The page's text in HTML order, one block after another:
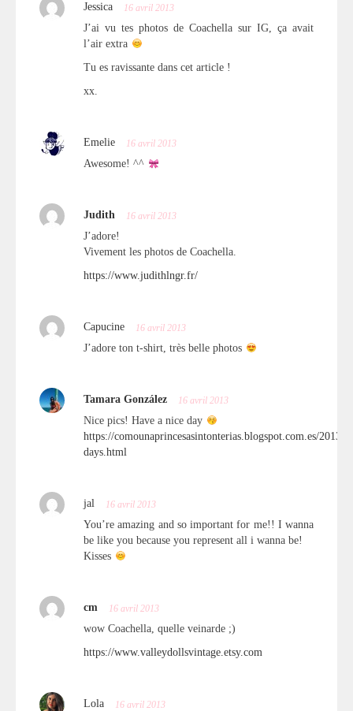
Jessica 16 avril 2013
J’ai vu tes photos de Coachella sur IG, ça avait
l’air extra
Tu es ravissante dans cet article !
xx.
Emelie 16 avril 2013
Awesome! ^^
Judith 16 avril 2013
J’adore!
Vivement les photos de Coachella.
https://www.judithlngr.fr/
Capucine 16 avril 2013
J’adore ton t-shirt, très belle photos
Tamara González 16 avril 2013
Nice pics! Have a nice day
https://comounaprincesasintonterias.blogspot.com.es/2013/
days.html
jal 16 avril 2013
You’re amazing and so important for me!! I wanna
be like you because you represent all i wanna be!
Kisses
cm 16 avril 2013
wow Coachella, quelle veinarde ;)
https://www.valleydollsvintage.etsy.com
Lola 16 avril 2013